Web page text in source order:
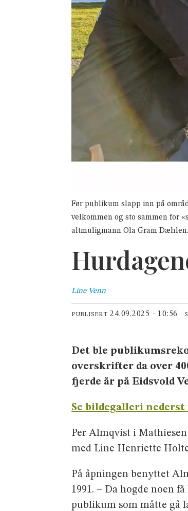
Før publikum slapp inn på
velkommen og sto sammen for
altmuligmann Ola Gram Dæhlen.
Line Venn
PUBLISERT 24.09.2025 - 10:56
Det ble
overskrifter da over
fjerde år på Eidsvold
Se bildegalleri nederst
Per Almqvist i
med Line Henriette
På åpningen benyttet
1991. – Da hogde noen
publikum som måtte gå